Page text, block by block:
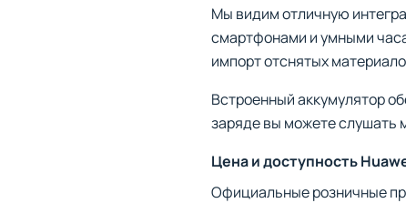
Мы видим отличную
смартфонами и умными
импорт отснятых
Встроенный аккумулятор
заряде вы можете слушать
Цена и доступность
Официальные розничные